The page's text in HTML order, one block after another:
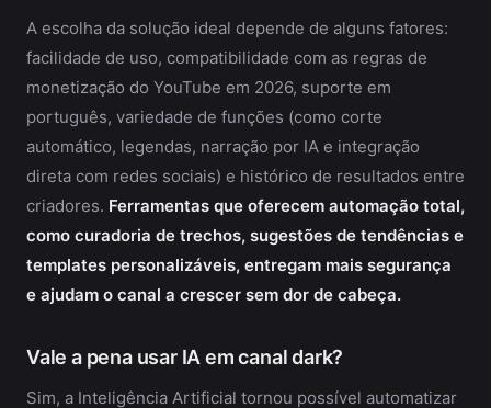
A escolha da solução ideal depende de alguns fatores:
facilidade de uso, compatibilidade com as regras de
monetização do YouTube em 2026, suporte em
português, variedade de funções (como corte
automático, legendas, narração por IA e integração
direta com redes sociais) e histórico de resultados entre
criadores. Ferramentas que oferecem automação total,
como curadoria de trechos, sugestões de tendências e
templates personalizáveis, entregam mais segurança
e ajudam o canal a crescer sem dor de cabeça.
Vale a pena usar IA em canal dark?
Sim, a Inteligência Artificial tornou possível automatizar